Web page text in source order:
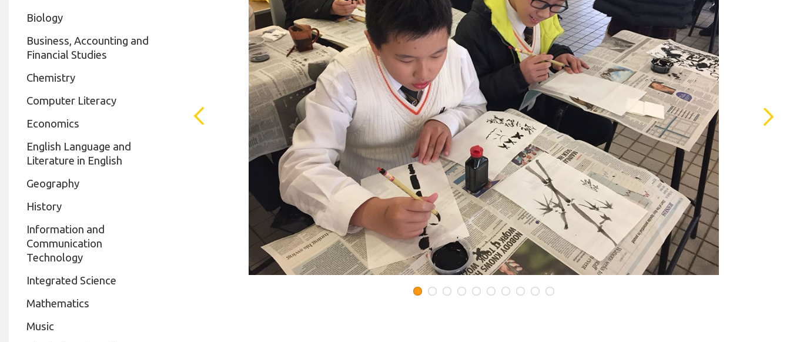
Biology
Business, Accounting and
Financial Studies
Chemistry
Computer Literacy
Economics
English Language and
Literature in English
Geography
History
Information and
Communication
Technology
Integrated Science
Mathematics
Music